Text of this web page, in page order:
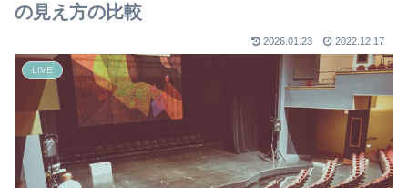
の見え方の比較
2026.01.23 2022.12.17
LIVE